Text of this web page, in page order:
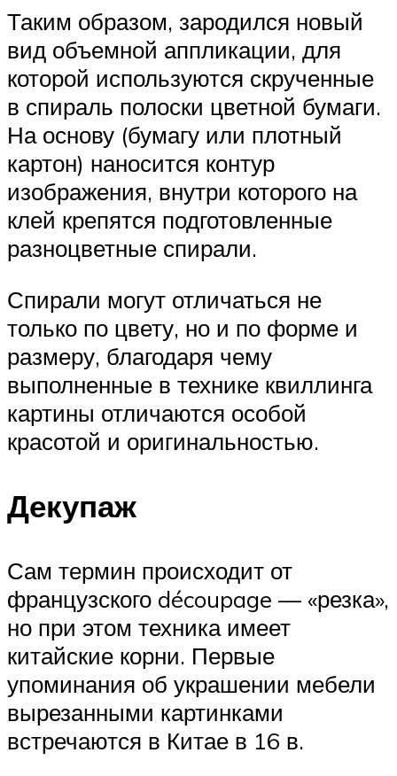
Таким образом, зародился новый
вид объемной аппликации, для
которой используются скрученные
в спираль полоски цветной бумаги.
На основу (бумагу или плотный
картон) наносится контур
изображения, внутри которого на
клей крепятся подготовленные
разноцветные спирали.
Спирали могут отличаться не
только по цвету, но и по форме и
размеру, благодаря чему
выполненные в технике квиллинга
картины отличаются особой
красотой и оригинальностью.
Декупаж
Сам термин происходит от
французского découpage — «резка»,
но при этом техника имеет
китайские корни. Первые
упоминания об украшении мебели
вырезанными картинками
встречаются в Китае в 16 в.